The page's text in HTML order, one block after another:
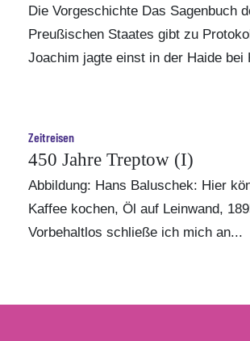
Die Vorgeschichte Das Sagenbuch
Preußischen Staates gibt zu
Joachim jagte einst in der Haide bei
Zeitreisen
450 Jahre Treptow (I)
Abbildung: Hans Baluschek: Hier
Kaffee kochen, Öl auf Leinwand,
Vorbehaltlos schließe ich mich an...